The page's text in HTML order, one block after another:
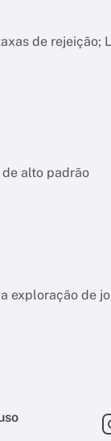
de rejeição;
alto padrão
exploração de